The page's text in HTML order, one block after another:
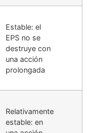
Estable: el
EPS no se
destruye con
una acción
prolongada
Relativamente
estable: en